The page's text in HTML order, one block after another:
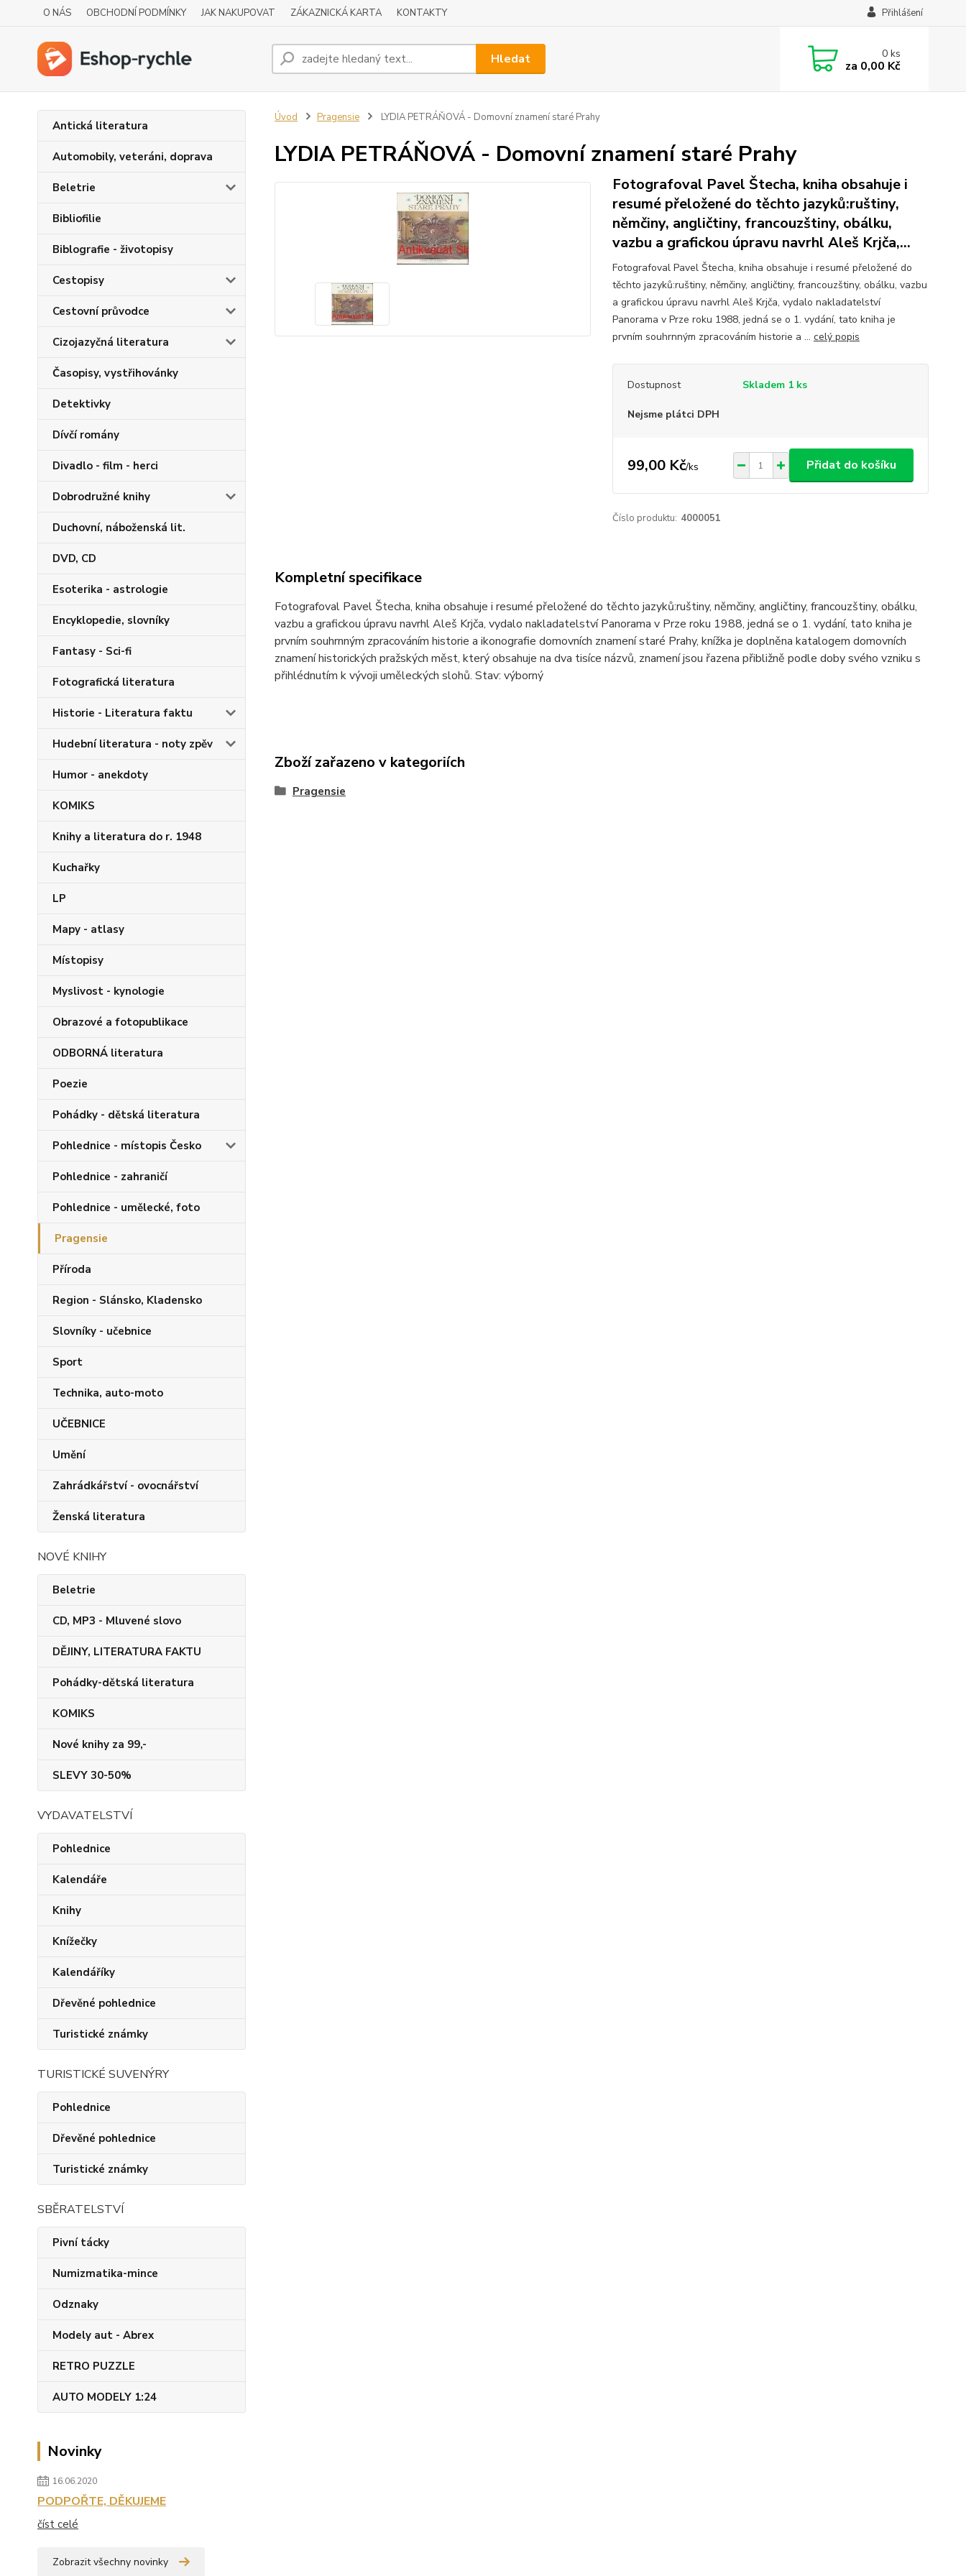
O NÁS OBCHODNÍ PODMÍNKY JAK NAKUPOVAT ZÁKAZNICKÁ KARTA KONTAKTY Přihlášení
Hledat 0ks
za 0,00 Kč
Antická literatura
Automobily, veteráni, doprava
Beletrie
Bibliofilie
Biblografie - životopisy
Cestopisy
Cestovní průvodce
Cizojazyčná literatura
Časopisy, vystřihovánky
Detektivky
Dívčí romány
Divadlo - film - herci
Dobrodružné knihy
Duchovní, náboženská lit.
DVD, CD
Esoterika - astrologie
Encyklopedie, slovníky
Fantasy - Sci-fi
Fotografická literatura
Historie - Literatura faktu
Hudební literatura - noty zpěv
Humor - anekdoty
KOMIKS
Knihy a literatura do r. 1948
Kuchařky
LP
Mapy - atlasy
Místopisy
Myslivost - kynologie
Obrazové a fotopublikace
ODBORNÁ literatura
Poezie
Pohádky - dětská literatura
Pohlednice - místopis Česko
Pohlednice - zahraničí
Pohlednice - umělecké, foto
Pragensie
Příroda
Region - Slánsko, Kladensko
Slovníky - učebnice
Sport
Technika, auto-moto
UČEBNICE
Umění
Zahrádkářství - ovocnářství
Ženská literatura
NOVÉ KNIHY
Beletrie
CD, MP3 - Mluvené slovo
DĚJINY, LITERATURA FAKTU
Pohádky-dětská literatura
KOMIKS
Nové knihy za 99,-
SLEVY 30-50%
VYDAVATELSTVÍ
Pohlednice
Kalendáře
Knihy
Knížečky
Kalendáříky
Dřevěné pohlednice
Turistické známky
TURISTICKÉ SUVENÝRY
Pohlednice
Dřevěné pohlednice
Turistické známky
SBĚRATELSTVÍ
Pivní tácky
Numizmatika-mince
Odznaky
Modely aut - Abrex
RETRO PUZZLE
AUTO MODELY 1:24
Novinky
16.06.2020
PODPOŘTE, DĚKUJEME
číst celé
Zobrazit všechny novinky
Úvod Pragensie LYDIA PETRÁŇOVÁ - Domovní znamení staré Prahy
LYDIA PETRÁŇOVÁ - Domovní znamení staré Prahy
Fotografoval Pavel Štecha, kniha obsahuje i
resumé přeložené do těchto jazyků:ruštiny,
němčiny, angličtiny, francouzštiny, obálku,
vazbu a grafickou úpravu navrhl Aleš Krjča,...
Fotografoval Pavel Štecha, kniha obsahuje i resumé přeložené do
těchto jazyků:ruštiny, němčiny, angličtiny, francouzštiny, obálku, vazbu
a grafickou úpravu navrhl Aleš Krjča, vydalo nakladatelství
Panorama v Prze roku 1988, jedná se o 1. vydání, tato kniha je
prvním souhrnným zpracováním historie a ... celý popis
Dostupnost Skladem 1 ks
Nejsme plátci DPH
99,00 Kč/ks Přidat do košíku
Číslo produktu: 4000051
Kompletní specifikace
Fotografoval Pavel Štecha, kniha obsahuje i resumé přeložené do těchto jazyků:ruštiny, němčiny, angličtiny, francouzštiny, obálku,
vazbu a grafickou úpravu navrhl Aleš Krjča, vydalo nakladatelství Panorama v Prze roku 1988, jedná se o 1. vydání, tato kniha je
prvním souhrnným zpracováním historie a ikonografie domovních znamení staré Prahy, knížka je doplněna katalogem domovních
znamení historických pražských měst, který obsahuje na dva tisíce názvů, znamení jsou řazena přibližně podle doby svého vzniku s
přihlédnutím k vývoji uměleckých slohů. Stav: výborný
Zboží zařazeno v kategoriích
Pragensie